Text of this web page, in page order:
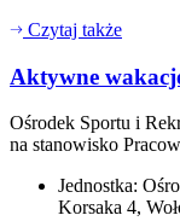
Czytaj także
Aktywne
Ośrodek Sportu i
na stanowisko
Jednostka:
Korsaka 4,